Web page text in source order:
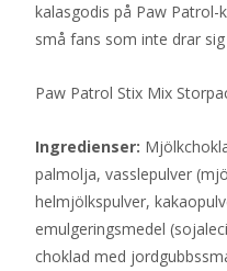
kalasgodis på Paw
små fans som inte drar
Paw Patrol Stix Mix
Ingredienser:
palmolja, vasslepulver
helmjölkspulver,
emulgeringsmedel
choklad med